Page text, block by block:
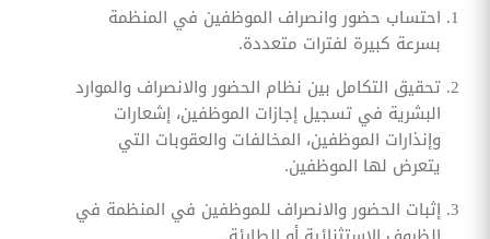
احتساب حضور وانصراف الموظفين في المنظمة
بسرعة كبيرة لفترات متعددة.
تحقيق التكامل بين نظام الحضور والانصراف والموارد
البشرية في تسجيل إجازات الموظفين، إشعارات
وإنذارات الموظفين، المخالفات والعقوبات التي
يتعرض لها الموظفين.
إثبات الحضور والانصراف للموظفين في المنظمة في